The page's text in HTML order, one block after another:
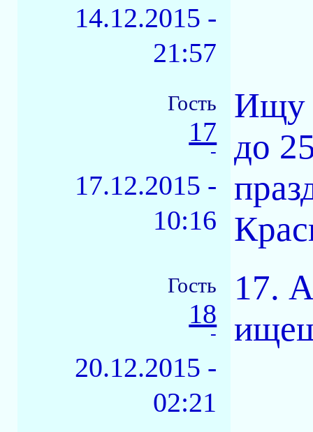
14.12.2015 -
21:57
Гость
17
-
17.12.2015 -
10:16
Ищу
до
Гость
18
-
20.12.2015 -
02:21
17.